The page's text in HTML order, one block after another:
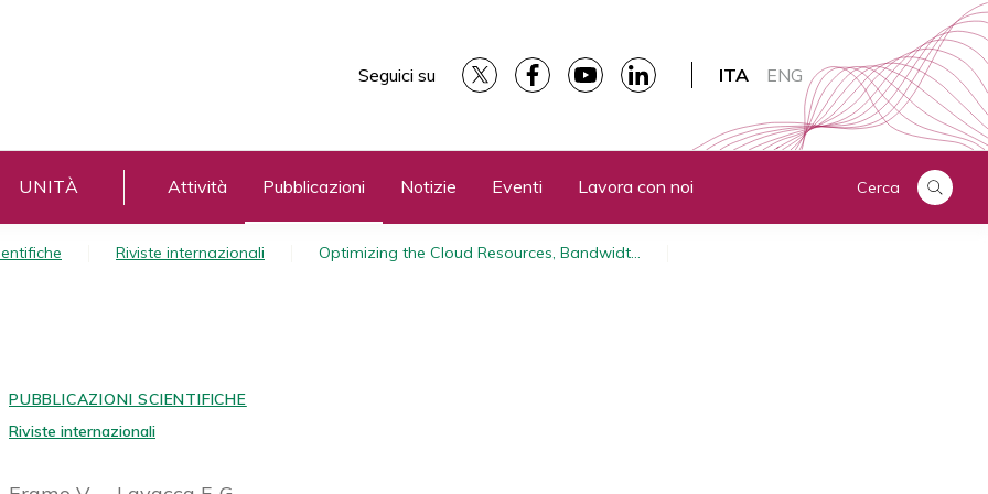
Seguici su ITA ENG
UNITÀ Attività Pubblicazioni Notizie Eventi Lavora con noi Cerca
Riviste internazionali Optimizing the Cloud Resources, Bandwidt…
PUBBLICAZIONI SCIENTIFICHE
Riviste internazionali